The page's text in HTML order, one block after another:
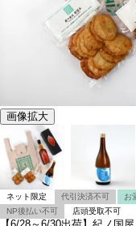
画像拡大
ネット限定 代引決済不可 お
NP後払い不可
店頭受取不可